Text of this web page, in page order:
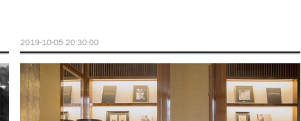
2019-10-05 20:30:00